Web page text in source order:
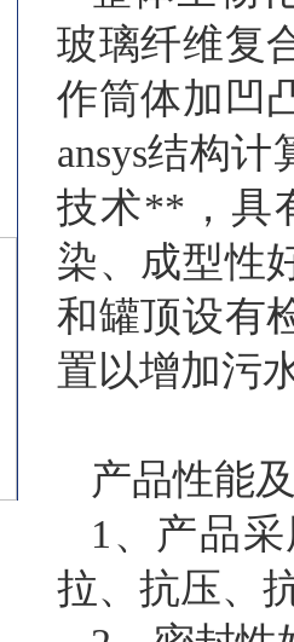
玻璃纤维复
作筒体加凹
ansys结构
技术**，具
染、成型性
和罐顶设有
置以增加污
产品性能
1、产品
拉、抗压、